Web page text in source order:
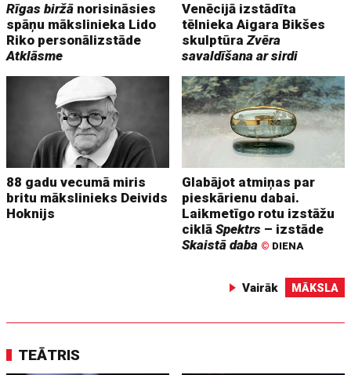
Rīgas biržā norisināsies
spāņu mākslinieka Lido
Riko personālizstāde
Atklāsme
Venēcijā izstādīta
tēlnieka Aigara Bikšes
skulptūraZvēra
savaldīšana ar sirdi
88 gadu vecumā miris
britu mākslinieks Deivids
Hoknijs
Glabājot atmiņas par
pieskārienu dabai.
Laikmetīgo rotu izstāžu
ciklāSpektrs – izstāde
Skaistā daba © DIENA
Vairāk MĀKSLA
TEĀTRIS